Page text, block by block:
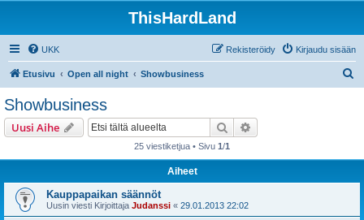
ThisHardLand
UKK Kirjaudu sisään
Rekisteröidy
Etusivu Open all night Showbusiness
Showbusiness
Uusi Aihe Etsi
25 viestiketjua • Sivu 1/1
Aiheet
Kauppapaikan säännöt
Uusin viesti Kirjoittaja Judanssi « 29.01.2013 22:02